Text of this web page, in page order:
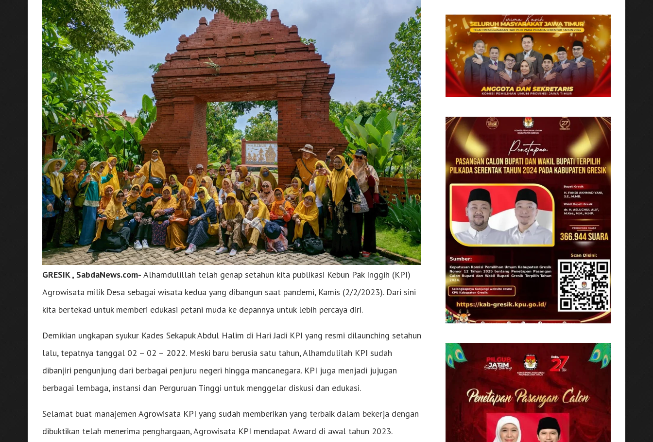
GRESIK , SabdaNews.com- Alhamdulillah telah genap setahun kita publikasi Kebun Pak Inggih (KPI)
Agrowisata milik Desa sebagai wisata kedua yang dibangun saat pandemi, Kamis (2/2/2023). Dari sini
kita bertekad untuk memberi edukasi petani muda ke depannya untuk lebih percaya diri.
Demikian ungkapan syukur Kades Sekapuk Abdul Halim di Hari Jadi KPI yang resmi dilaunching setahun
lalu, tepatnya tanggal 02 – 02 – 2022. Meski baru berusia satu tahun, Alhamdulilah KPI sudah
dibanjiri pengunjung dari berbagai penjuru negeri hingga mancanegara. KPI juga menjadi jujugan
berbagai lembaga, instansi dan Perguruan Tinggi untuk menggelar diskusi dan edukasi.
Selamat buat manajemen Agrowisata KPI yang sudah memberikan yang terbaik dalam bekerja dengan
dibuktikan telah menerima penghargaan, Agrowisata KPI mendapat Award di awal tahun 2023.